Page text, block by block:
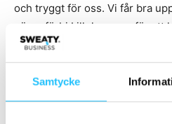
Samtycke
och tryggt för oss. Vi får bra
gärna förbi Lillehammer för att
behov för”, avslutar Geir Arne
Intresserad av en liknande
Kontakta ExorLive på 08 – 525